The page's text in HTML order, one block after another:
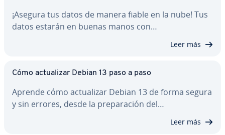
¡Asegura tus datos de manera fiable en la nube! Tus
datos estarán en buenas manos con…
Leer más
Cómo ac­tua­li­zar Debian 13 paso a paso
Aprende cómo ac­tua­li­zar Debian 13 de forma segura
y sin errores, desde la pre­pa­ra­ción del…
Leer más